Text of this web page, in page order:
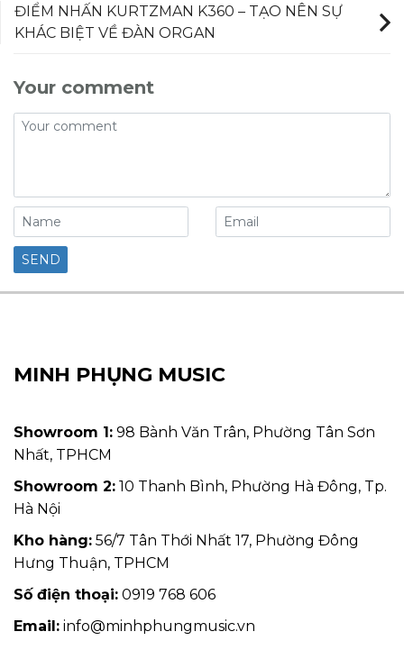
ĐIỂM NHẤN KURTZMAN K360 – TẠO NÊN SỰ
KHÁC BIỆT VỀ ĐÀN ORGAN
Your comment
MINH PHỤNG MUSIC
Showroom 1: 98 Bành Văn Trân, Phường Tân Sơn
Nhất, TPHCM
Showroom 2: 10 Thanh Bình, Phường Hà Đông, Tp.
Hà Nội
Kho hàng: 56/7 Tân Thới Nhất 17, Phường Đông
Hưng Thuận, TPHCM
Số điện thoại: 0919 768 606
Email: info@minhphungmusic.vn